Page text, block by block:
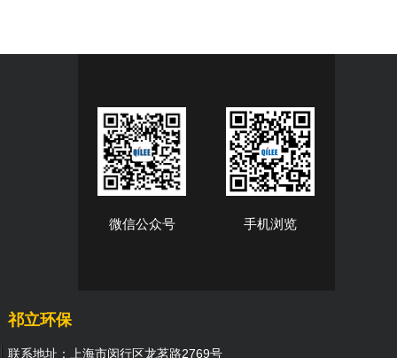
微信公众号 手机浏览
祁立环保
联系地址：上海市闵行区龙茗路2769号